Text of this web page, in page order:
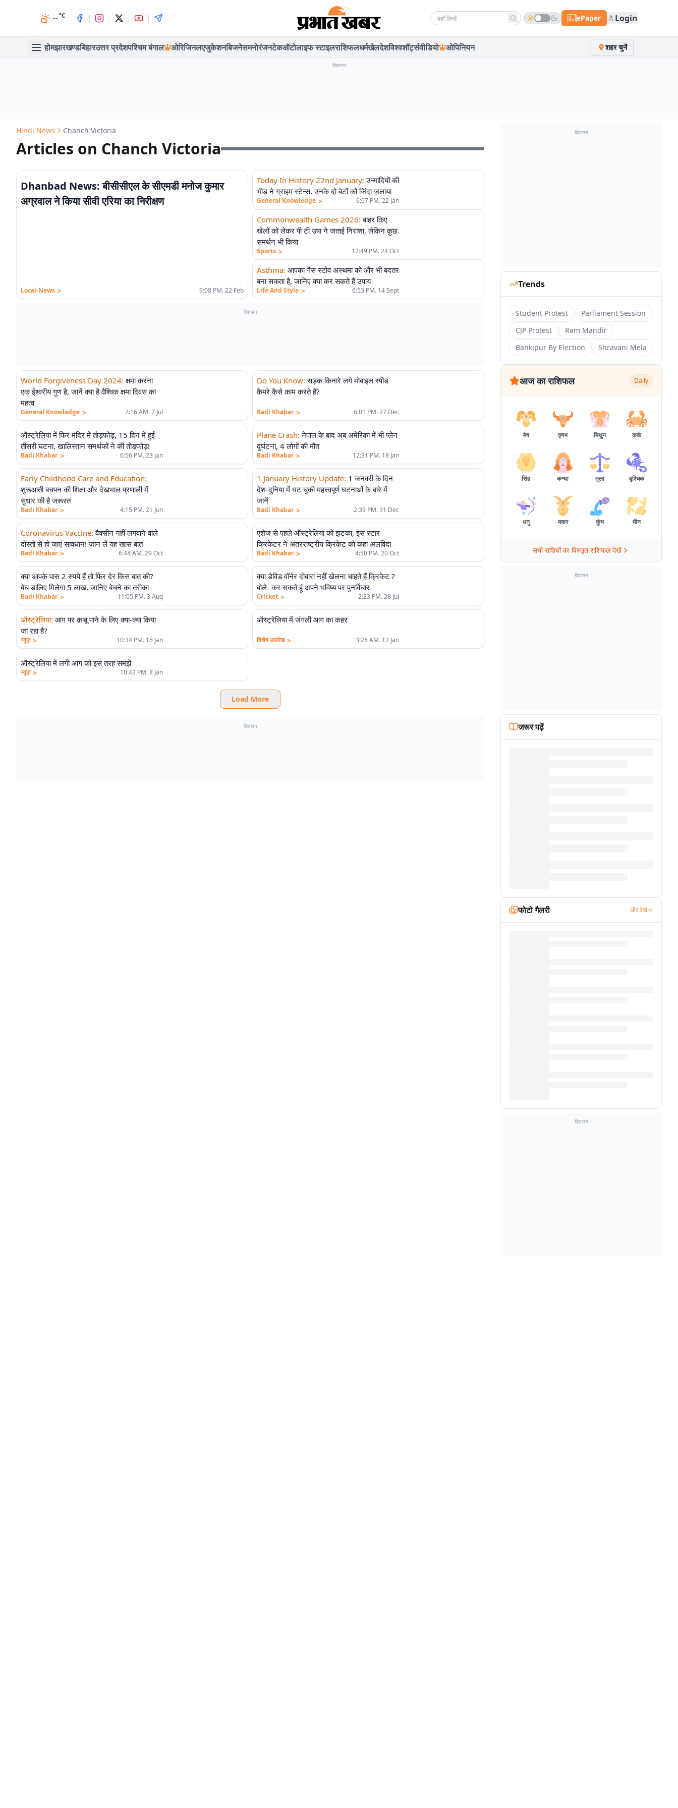
--°C | | | | Search news ePaper Login
होमझारखण्डबिहारउत्तर प्रदेशपश्चिम बंगाल ओरिजिनलएजुकेशनबिजनेसमनोरंजनटेकऑटोलाइफ स्टाइलराशिफलधर्मखेलदेशविश्वशॉर्ट्सवीडियो ओपिनियन शहर चुनें
विज्ञापन
Hindi News Chanch Victoria
Articles on Chanch Victoria
Dhanbad News: बीसीसीएल के सीएमडी मनोज कुमार
अग्रवाल ने किया सीवी एरिया का निरीक्षण
Local-News > 9:08 PM. 22 Feb
Today In History 22nd January: उन्मादियों की
भीड़ ने ग्राहम स्टेन्स, उनके दो बेटों को जिंदा जलाया
General Knowledge > 6:07 PM. 22 Jan
Commonwealth Games 2026: बाहर किए
खेलों को लेकर पी टी उषा ने जताई निराशा, लेकिन कुछ
समर्थन भी किया
Sports > 12:49 PM. 24 Oct
Asthma: आपका गैस स्टोव अस्थमा को और भी बदतर
बना सकता है, जानिए क्या कर सकते हैं उपाय
Life And Style > 6:53 PM. 14 Sept
विज्ञापन
World Forgiveness Day 2024: क्षमा करना
एक ईश्वरीय गुण है, जानें क्या है वैश्विक क्षमा दिवस का
महत्व
General Knowledge > 7:16 AM. 7 Jul
Do You Know: सड़क किनारे लगे मोबाइल स्पीड
कैमरे कैसे काम करते हैं?
Badi Khabar > 6:01 PM. 27 Dec
ऑस्ट्रेलिया में फिर मंदिर में तोड़फोड़, 15 दिन में हुई
तीसरी घटना, खालिस्तान समर्थकों ने की तोड़फोड़!
Badi Khabar > 6:56 PM. 23 Jan
Plane Crash: नेपाल के बाद अब अमेरिका में भी प्लेन
दुर्घटना, 4 लोगों की मौत
Badi Khabar > 12:31 PM. 18 Jan
Early Childhood Care and Education:
शुरूआती बचपन की शिक्षा और देखभाल प्रणाली में
सुधार की है जरूरत
Badi Khabar > 4:15 PM. 21 Jun
1 January History Update: 1 जनवरी के दिन
देश-दुनिया में घट चुकी महत्त्वपूर्ण घटनाओं के बारे में
जानें
Badi Khabar > 2:39 PM. 31 Dec
Coronavirus Vaccine: वैक्सीन नहीं लगवाने वाले
दोस्तों से हो जाएं सावधान! जान लें यह खास बात
Badi Khabar > 6:44 AM. 29 Oct
एशेज से पहले ऑस्ट्रेलिया को झटका, इस स्टार
क्रिकेटर ने अंतरराष्ट्रीय क्रिकेट को कहा अलविदा
Badi Khabar > 4:50 PM. 20 Oct
क्या आपके पास 2 रुपये हैं तो फिर देर किस बात की?
बेच डालिए मिलेगा 5 लाख, जानिए बेचने का तरीका
Badi Khabar > 11:05 PM. 3 Aug
क्या डेविड वॉर्नर दोबारा नहीं खेलना चाहते हैं क्रिकेट ?
बोले- कर सकते हूं अपने भविष्य पर पुनर्विचार
Cricket > 2:23 PM. 28 Jul
ऑस्ट्रेलिया: आग पर क़ाबू पाने के लिए क्या-क्या किया
जा रहा है?
न्यूज़ > 10:34 PM. 15 Jan
ऑस्ट्रेलिया में जंगली आग का कहर
विशेष उल्लेख > 3:28 AM. 12 Jan
ऑस्ट्रेलिया में लगी आग को इस तरह समझें
न्यूज़ > 10:43 PM. 8 Jan
Load More
विज्ञापन
विज्ञापन
Trends
Student Protest
Parliament Session
CJP Protest
Ram Mandir
Bankipur By Election
Shravani Mela
आज का राशिफल Daily
मेष वृषभ मिथुन कर्क
सिंह कन्या तुला वृश्चिक
धनु मकर कुंभ मीन
सभी राशियों का विस्तृत राशिफल देखें
विज्ञापन
जरूर पढ़ें
फोटो गैलरी और देखें
विज्ञापन